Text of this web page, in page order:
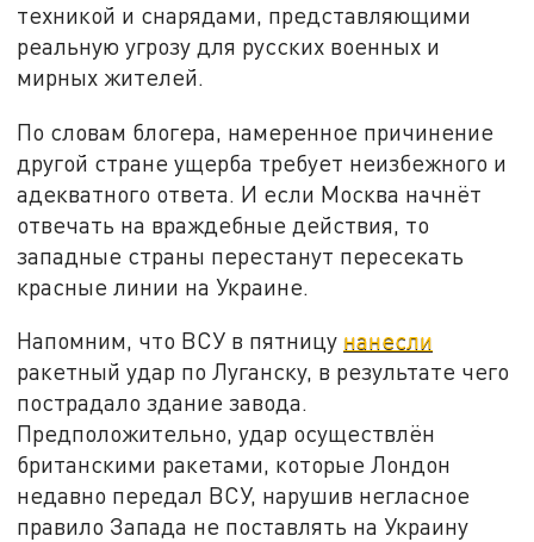
техникой и снарядами, представляющими
реальную угрозу для русских военных и
мирных жителей.
По словам блогера, намеренное причинение
другой стране ущерба требует неизбежного и
адекватного ответа. И если Москва начнёт
отвечать на враждебные действия, то
западные страны перестанут пересекать
красные линии на Украине.
Напомним, что ВСУ в пятницу нанесли
ракетный удар по Луганску, в результате чего
пострадало здание завода.
Предположительно, удар осуществлён
британскими ракетами, которые Лондон
недавно передал ВСУ, нарушив негласное
правило Запада не поставлять на Украину